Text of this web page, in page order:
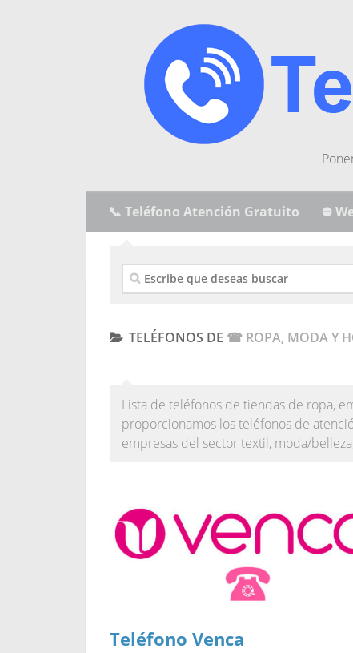
📞 Teléfono Atención Gratuito ⛔
TELÉFONOS DE ☎ ROPA, MODA Y
Lista de teléfonos de tiendas de ropa,
proporcionamos los teléfonos de
empresas del sector textil, moda/
Teléfono Venca